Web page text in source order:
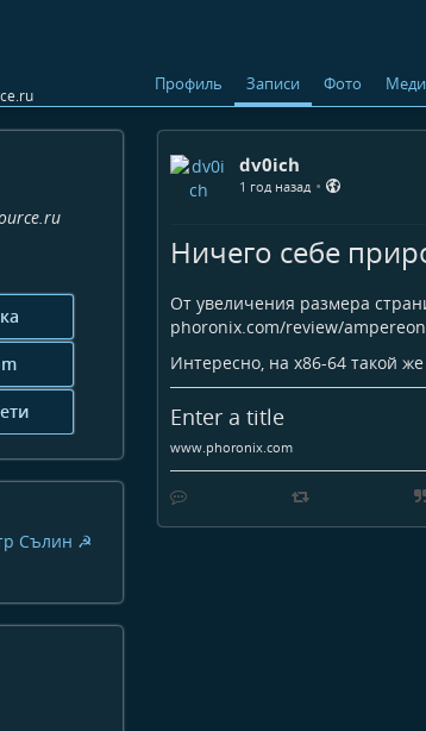
Профиль Записи Фото
.ru
dv0ich
1 год назад •
Ничего себе
От увеличения размера
phoronix.com/review/
Интересно, на x86-64 такой же
Enter a title
www.phoronix.com